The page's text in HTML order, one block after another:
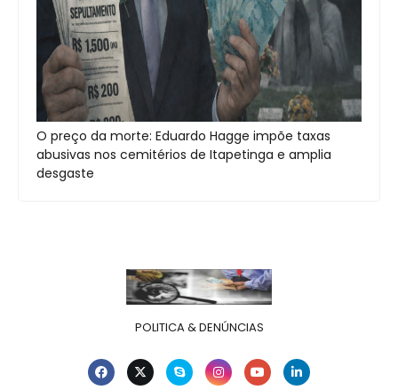
O preço da morte: Eduardo Hagge impõe taxas
abusivas nos cemitérios de Itapetinga e amplia
desgaste
POLITICA & DENÚNCIAS